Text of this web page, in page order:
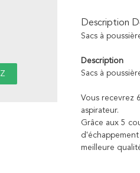
Description
Sacs à
Description
Sacs à
Vous recevrez
aspirateur.
Grâce aux 5
meilleure